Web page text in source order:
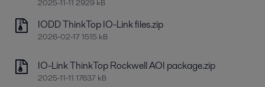
2025-11-11 2929 kB
IODD ThinkTop IO-Link files.zip
2026-02-17 1515 kB
IO-Link ThinkTop Rockwell AOI package.zip
2025-11-11 17637 kB